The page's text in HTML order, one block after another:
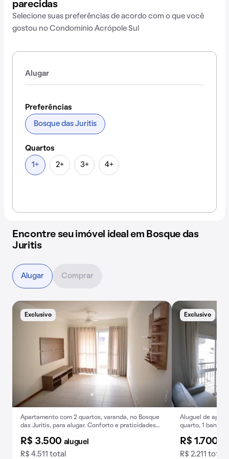
parecidas
Selecione suas preferências de acordo com o que você
gostou no Condomínio Acrópole Sul
Alugar
Preferências
Bosque das Juritis
Quartos
1+ 2+ 3+ 4+
Encontre seu imóvel ideal em Bosque das
Juritis
Exclusivo
Apartamento com 2 quartos, varanda, no Bosque
das Juritis, para alugar. Conforto e praticidades
R$ 3.500 aluguel
R$ 4.511 total
Exclusivo
Aluguel de
quarto, 1
R$ 1.700
R$ 2.211 total
Alugar Comprar